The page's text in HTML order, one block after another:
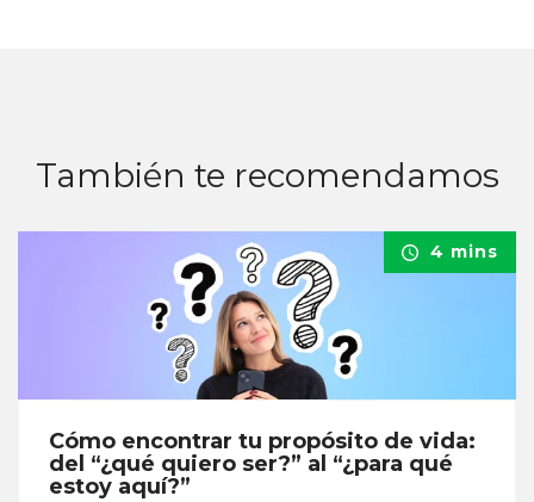
También te recomendamos
4 mins
Cómo encontrar tu propósito de vida:
del “¿qué quiero ser?” al “¿para qué
estoy aquí?”